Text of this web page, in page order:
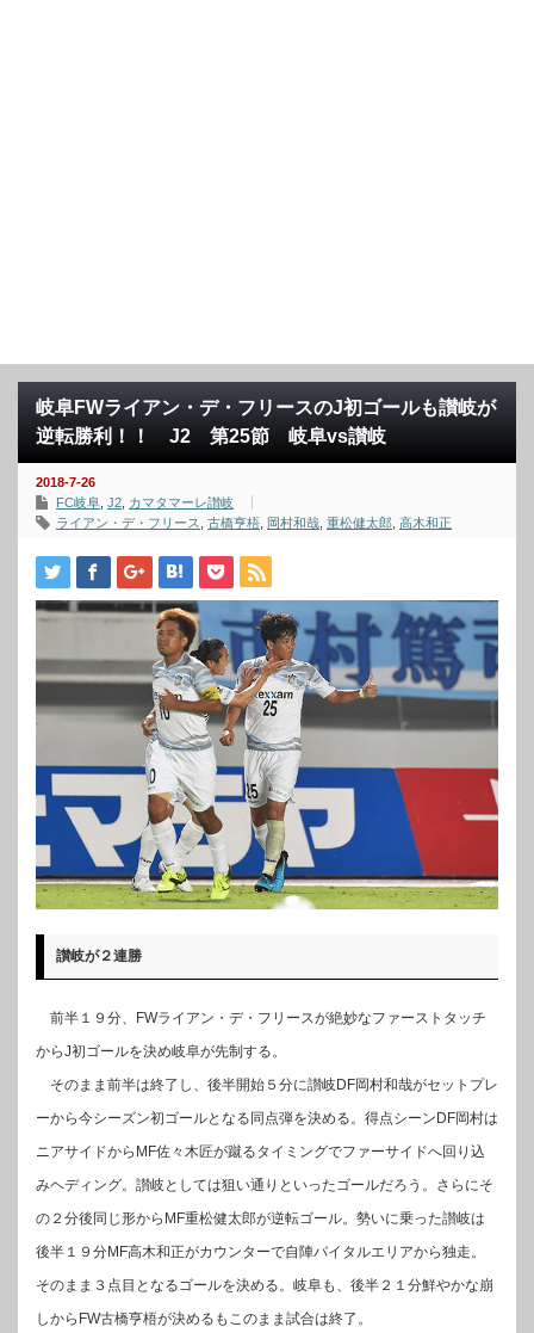
岐阜FWライアン・デ・フリースのJ初ゴールも讃岐が
逆転勝利！！ J2 第25節 岐阜vs讃岐
2018-7-26
FC岐阜 J2 カマタマーレ讃岐
ライアン・デ・フリース
古橋亨梧 岡村和哉 重松健太郎 高木和正
讃岐が２連勝
前半１９分、FWライアン・デ・フリースが絶妙なファーストタッチ
からJ初ゴールを決め岐阜が先制する。
そのまま前半は終了し、後半開始５分に讃岐DF岡村和哉がセットプレ
ーから今シーズン初ゴールとなる同点弾を決める。得点シーンDF岡村は
ニアサイドからMF佐々木匠が蹴るタイミングでファーサイドへ回り込
みヘディング。讃岐としては狙い通りといったゴールだろう。さらにそ
の２分後同じ形からMF重松健太郎が逆転ゴール。勢いに乗った讃岐は
後半１９分MF高木和正がカウンターで自陣バイタルエリアから独走。
そのまま３点目となるゴールを決める。岐阜も、後半２１分鮮やかな崩
しからFW古橋亨梧が決めるもこのまま試合は終了。